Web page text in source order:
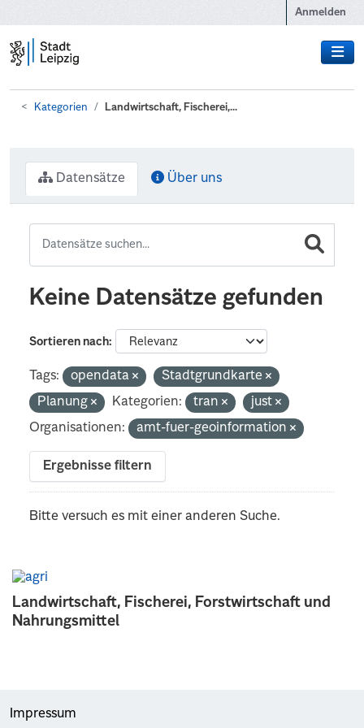
Anmelden
Kategorien Landwirtschaft, Fischerei,...
Landwirtschaft, Fischerei, Forstwirtschaft und
Nahrungsmittel
Datensätze Über uns
Keine Datensätze gefunden
Sortieren nach
Tags: opendata
Stadtgrundkarte
Planung
Kategorien: tran
just
Organisationen:
amt-fuer-geoinformation
Ergebnisse filtern
Bitte versuch es mit einer anderen Suche.
Impressum